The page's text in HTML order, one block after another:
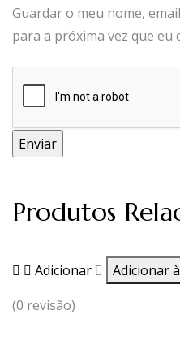
Guardar o meu nome,
para a próxima vez que eu
Produtos
Adicionar Adicionar
(0 revisão)